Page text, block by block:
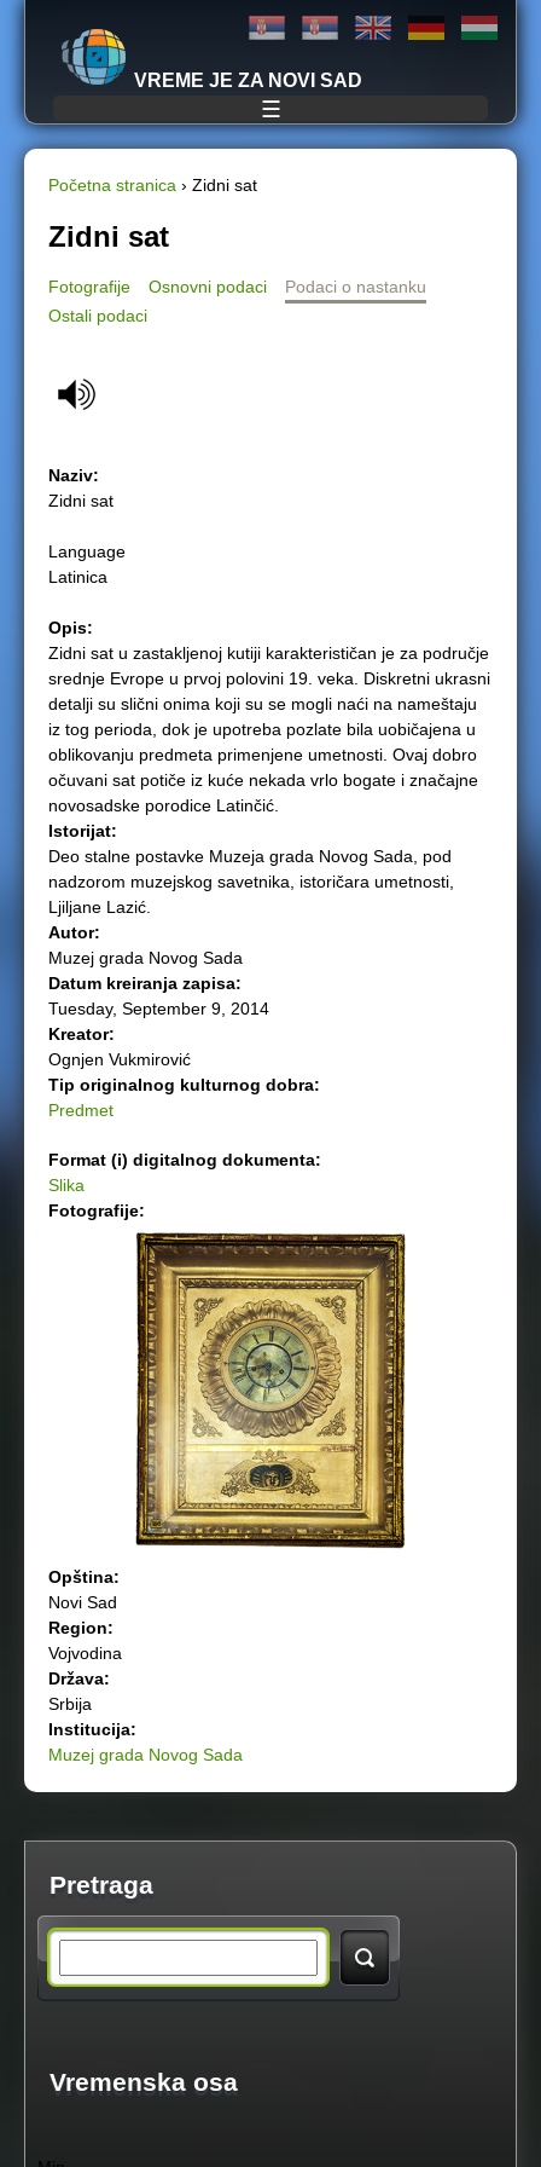
Jump to navigation
VREME JE ZA NOVI SAD
☰
Y
o
u
e
e
r
e
Početna stranica › Zidni sat
Zidni sat
Fotografije Osnovni podaci
Podaci o nastanku
Ostali podaci
Naziv:
Zidni sat
Language
Latinica
Opis:
Zidni sat u zastakljenoj kutiji karakterističan je za područje
srednje Evrope u prvoj polovini 19. veka. Diskretni ukrasni
detalji su slični onima koji su se mogli naći na nameštaju
iz tog perioda, dok je upotreba pozlate bila uobičajena u
oblikovanju predmeta primenjene umetnosti. Ovaj dobro
očuvani sat potiče iz kuće nekada vrlo bogate i značajne
novosadske porodice Latinčić.
Istorijat:
Deo stalne postavke Muzeja grada Novog Sada, pod
nadzorom muzejskog savetnika, istoričara umetnosti,
Ljiljane Lazić.
Autor:
Muzej grada Novog Sada
Datum kreiranja zapisa:
Tuesday, September 9, 2014
Kreator:
Ognjen Vukmirović
Tip originalnog kulturnog dobra:
Predmet
Format (i) digitalnog dokumenta:
Slika
Fotografije:
Opština:
Novi Sad
Region:
Vojvodina
Država:
Srbija
Institucija:
Muzej grada Novog Sada
Pretraga
a
Vremenska osa